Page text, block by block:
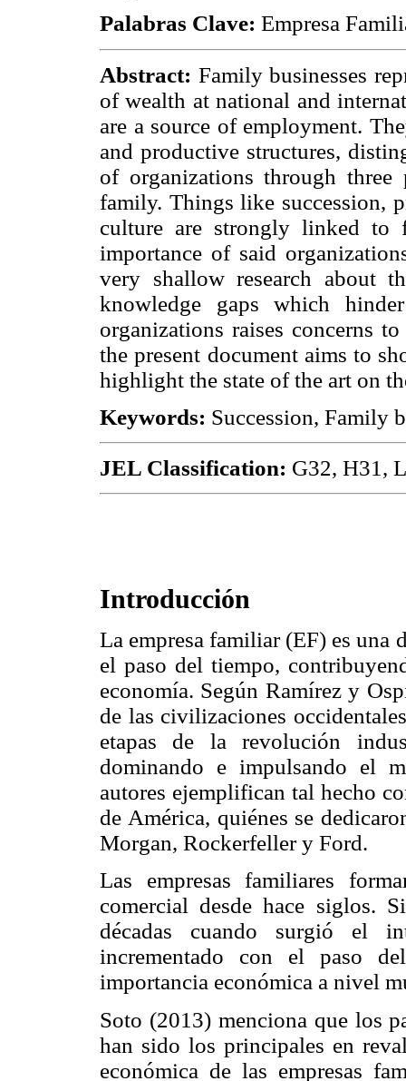
Palabras Clave: Empresa
Abstract: Family businesses
of wealth at national and
are a source of employment.
and productive structures,
of organizations through three
family. Things like succession,
culture are strongly linked to
importance of said
very shallow research about
knowledge gaps which
organizations raises concerns
the present document aims to
highlight the state of the art on
Keywords: Succession, Family
JEL Classification: G32, H31,
Introducción
La empresa familiar (EF) es una
el paso del tiempo,
economía. Según Ramírez y
de las civilizaciones
etapas de la revolución
dominando e impulsando el
autores ejemplifican tal hecho
de América, quiénes se
Morgan, Rockerfeller y Ford.
Las empresas familiares
comercial desde hace siglos.
décadas cuando surgió el
incrementado con el paso
importancia económica a nivel
Soto (2013) menciona que los
han sido los principales en
económica de las empresas